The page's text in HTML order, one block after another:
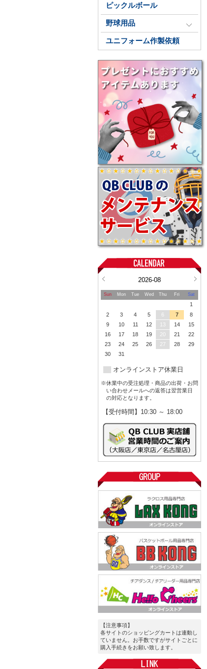
ピックルボール
野球用品
ユニフォーム作製依頼
2026-08
Sun Mon Tue Wed Thu Fri Sat
1
2
3 4 5 6 7
8
9
10 11 12 13 14
15
16
17 18 19 20 21
22
23
24 25 26 27 28
29
30
31
オンラインストア休業日
※休業中の受注処理・商品の出荷・お問
い合わせメールへの返答は翌営業日
の対応となります。
【受付時間】10:30 ～ 18:00
【注意事項】
各サイトのショッピングカートは連動し
ていません。お手数ですがサイトごとに
購入手続きをお願い致します。